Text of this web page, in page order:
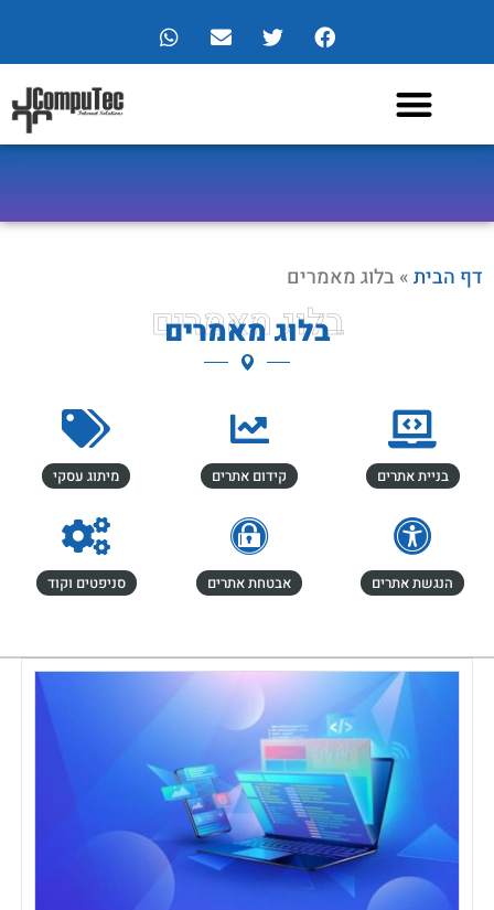
דף הבית» בלוג מאמרים
בלוג מאמרים
בלוג מאמרים
בניית אתרים קידום אתרים מיתוג עסקי
הנגשת אתרים אבטחת אתרים סניפטים וקוד